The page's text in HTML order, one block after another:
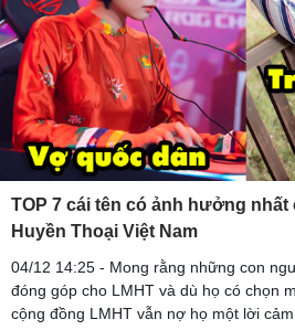
TOP 7 cái tên có ảnh hưởng nhất
Huyền Thoại Việt Nam
04/12 14:25 - Mong rằng những con
đóng góp cho LMHT và dù họ có chọn
cộng đồng LMHT vẫn nợ họ một lời